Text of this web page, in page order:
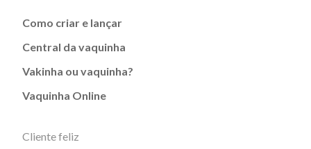
Como criar e lançar
Central da vaquinha
Vakinha ou vaquinha?
Vaquinha Online
Cliente feliz